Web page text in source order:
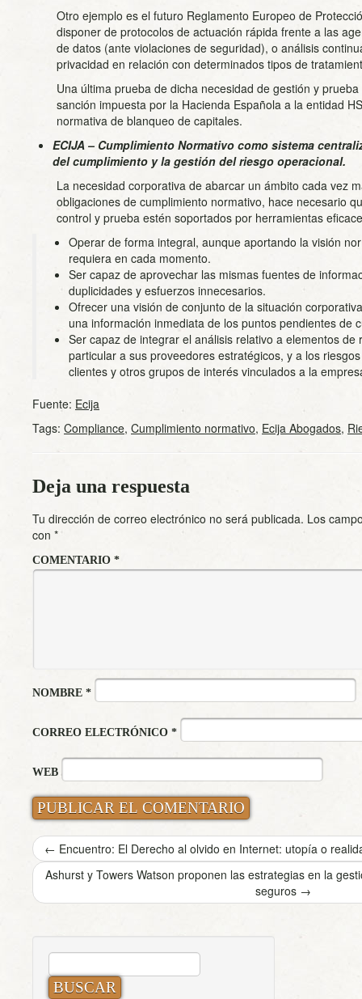
Otro ejemplo es el futuro Reglamento Europeo de
disponer de protocolos de actuación rápida frente a las
de datos (ante violaciones de seguridad), o análisis
privacidad en relación con determinados tipos de
Una última prueba de dicha necesidad de gestión y
sanción impuesta por la Hacienda Española a la entidad
normativa de blanqueo de capitales.
ECIJA – Cumplimiento Normativo como sistema
del cumplimiento y la gestión del riesgo operacional.
La necesidad corporativa de abarcar un ámbito cada vez
obligaciones de cumplimiento normativo, hace necesario
control y prueba estén soportados por herramientas
Operar de forma integral, aunque aportando la visión
requiera en cada momento.
Ser capaz de aprovechar las mismas fuentes de
duplicidades y esfuerzos innecesarios.
Ofrecer una visión de conjunto de la situación
una información inmediata de los puntos pendientes de
Ser capaz de integrar el análisis relativo a elementos
particular a sus proveedores estratégicos, y a los
clientes y otros grupos de interés vinculados a la
Fuente: Ecija
Tags: Compliance, Cumplimiento normativo, Ecija Abogados,
Deja una respuesta
Tu dirección de correo electrónico no será publicada. Los
con *
COMENTARIO *
NOMBRE *
CORREO ELECTRÓNICO *
WEB
← Encuentro: El Derecho al olvido en Internet: utopía o
Ashurst y Towers Watson proponen las estrategias en la
seguros →
BUSCAR: